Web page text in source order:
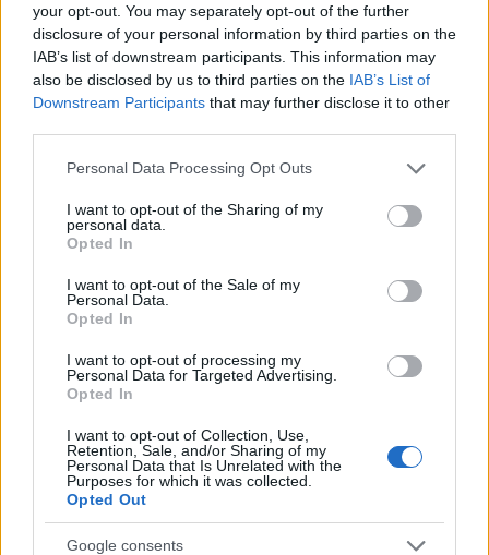
your opt-out. You may separately opt-out of the further
disclosure of your personal information by third parties on the
IAB’s list of downstream participants. This information may
also be disclosed by us to third parties on the IAB’s List of
Downstream Participants that may further disclose it to other
Please note that this website/app uses one or more Google
not limited to your visit or usage behaviour. You may click to
grant or deny consent to Google and its third-party tags to
use your data for below specified purposes in below Google
consent section.
Personal Data Processing Opt Outs
I want to opt-out of the Sharing of my
personal data.
Opted In
I want to opt-out of the Sale of my
Personal Data.
Opted In
I want to opt-out of processing my
Personal Data for Targeted Advertising.
Opted In
I want to opt-out of Collection, Use,
Retention, Sale, and/or Sharing of my
Personal Data that Is Unrelated with the
Purposes for which it was collected.
Opted Out
Google consents
de 2026 e julho de 2026
Beatriz Almeida · 7 ago 2026
NÃO CLASSIFICADO